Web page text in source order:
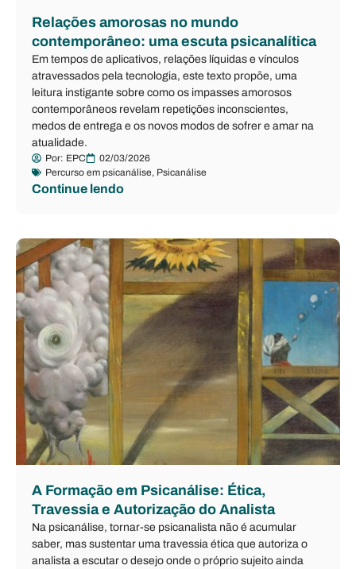
Relações amorosas no mundo
contemporâneo: uma escuta psicanalítica
Em tempos de aplicativos, relações líquidas e vínculos
atravessados pela tecnologia, este texto propõe, uma
leitura instigante sobre como os impasses amorosos
contemporâneos revelam repetições inconscientes,
medos de entrega e os novos modos de sofrer e amar na
atualidade.
Por: EPC
02/03/2026
Percurso em psicanálise, Psicanálise
Continue lendo
A Formação em Psicanálise: Ética,
Travessia e Autorização do Analista
Na psicanálise, tornar-se psicanalista não é acumular
saber, mas sustentar uma travessia ética que autoriza o
analista a escutar o desejo onde o próprio sujeito ainda